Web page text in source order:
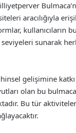
aracılığıyla
kullanıcıların
seviyeleri sunarak
gelişimine
olan bu
Bu tür